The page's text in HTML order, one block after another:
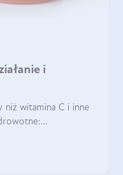
i
niż witamina C i inne